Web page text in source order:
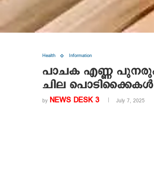
Health Information
പാചക എണ്ണ
ചില പൊടിക്കൈകൾ
by NEWS DESK 3 July 7, 2025